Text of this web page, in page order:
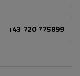
+43 720 775899